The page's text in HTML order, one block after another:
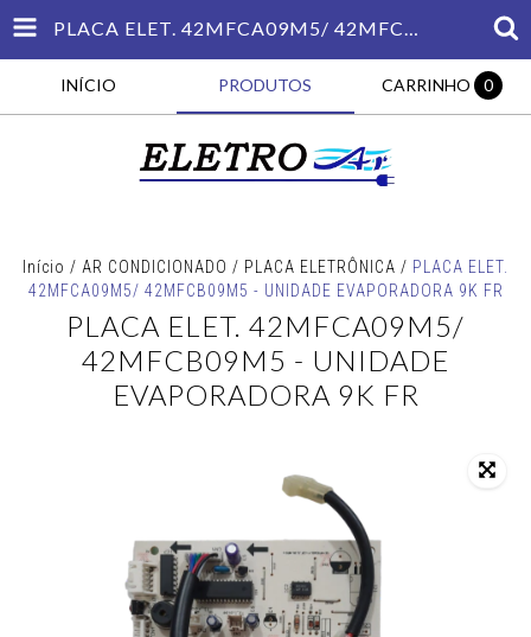
PLACA ELET. 42MFCA09M5/ 42MFCB09M5 - UNIDADE EVAPORADORA 9K FR
INÍCIO PRODUTOS CARRINHO 0
Início / AR CONDICIONADO / PLACA ELETRÔNICA / PLACA ELET.
42MFCA09M5/ 42MFCB09M5 - UNIDADE EVAPORADORA 9K FR
PLACA ELET. 42MFCA09M5/
42MFCB09M5 - UNIDADE
EVAPORADORA 9K FR